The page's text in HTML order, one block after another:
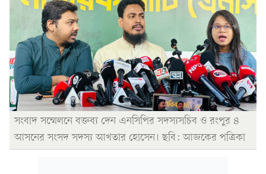
সংবাদ সম্মেলনে বক্তব্য দেন এনসিপির সদস্যসচিব ও রংপুর ৪
আসনের সংসদ সদস্য আখতার হোসেন। ছবি: আজকের পত্রিকা